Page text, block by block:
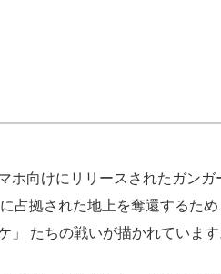
ホ向けにリリースされたガンガ
占拠された地上を奪還するため
たちの戦いが描かれています